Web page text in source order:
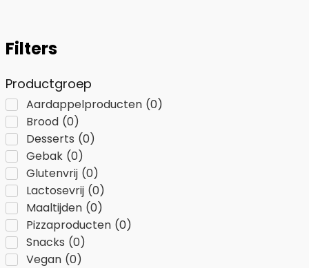
Filters
Productgroep
Aardappelproducten (0)
Brood (0)
Desserts (0)
Gebak (0)
Glutenvrij (0)
Lactosevrij (0)
Maaltijden (0)
Pizzaproducten (0)
Snacks (0)
Vegan (0)